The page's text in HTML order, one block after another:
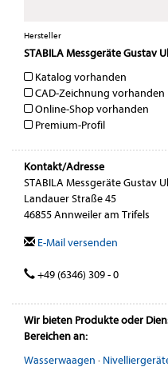
Hersteller
STABILA Messgeräte Gustav
Katalog vorhanden
CAD-Zeichnung vorhanden
Online-Shop vorhanden
Premium-Profil
Kontakt/Adresse
STABILA Messgeräte Gustav
Landauer Straße 45
46855 Annweiler am Trifels
E-Mail versenden
+49 (6346) 309 - 0
Wir bieten Produkte oder
Bereichen an:
Wasserwaagen ·